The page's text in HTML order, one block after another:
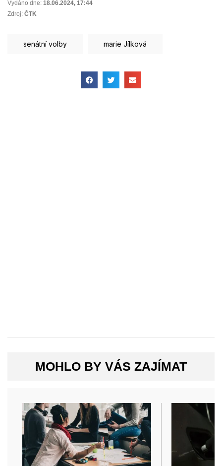
Vydáno dne: 18.06.2024, 17:44
Zdroj: ČTK
senátní volby marie Jílková
MOHLO BY VÁS ZAJÍMAT